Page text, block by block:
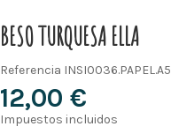
BESO TURQUESA ELLA
Referencia INSI0036.PAPEL.A5
12,00 €
Impuestos incluidos